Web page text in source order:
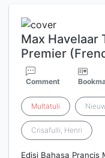
Max Havelaar
Premier
Comment
Multatuli
Crisafulli, Henri
Edisi Bahasa Prancis